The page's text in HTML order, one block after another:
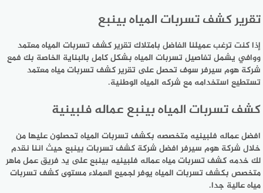
تقرير كشف تسربات المياه بينبع
إذا كنت ترغب عميلنا الفاضل بامتلاك تقرير كشف تسربات المياه معتمد
ووافي يشمل تفاصيل تسربات المياه بشكل كامل بالبناية الخاصة بك فمع
شركة هوم سيرفر سوف تحصل على تقرير كشف تسربات مياه معتمد
تستطيع استخدامه مع شركه المياه الوطنية.
كشف تسربات المياه بينبع عماله فلبينية
افضل عماله فلبينيه متخصصه بكشف تسربات المياه تحصلون عليها من
خلال شركة هوم سيرفر افضل شركة كشف تسربات بينبع حيث اننا نقدم
لك خدمه كشف تسربات مياه عماله فلبينيه بينبع على يد فريق عمل ماهر
متخصص بكشف تسربات المياه يوفر لجميع العملاء مستوى كشف تسربات
مياه عالية جدا.